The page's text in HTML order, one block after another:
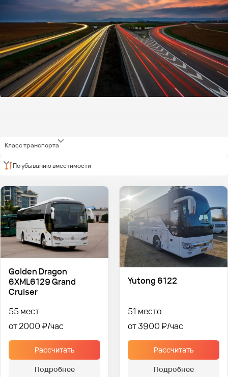
Класс транспорта
По убыванию вместимости
Golden Dragon
6XML6129 Grand
Cruiser
55 мест
от 2000 ₽
Рассчитать
Подробнее
Yutong 6122
51 место
от 3900 ₽
Рассчитать
Подробнее